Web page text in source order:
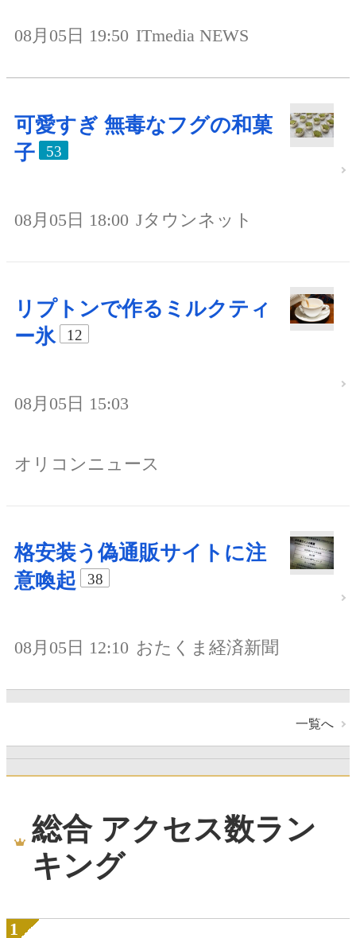
08月05日 19:50 ITmedia NEWS
可愛すぎ 無毒なフグの和菓
子
53
08月05日 18:00 Jタウンネット
リプトンで作るミルクティ
ー氷
12
08月05日 15:03
オリコンニュース
格安装う偽通販サイトに注
意喚起
38
08月05日 12:10 おたくま経済新聞
一覧へ
総合 アクセス数ラン
キング